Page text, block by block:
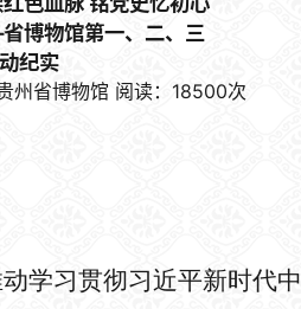
博物馆第一、二、三
纪实
州省博物馆 阅读：18500次
学习贯彻习近平新时代中